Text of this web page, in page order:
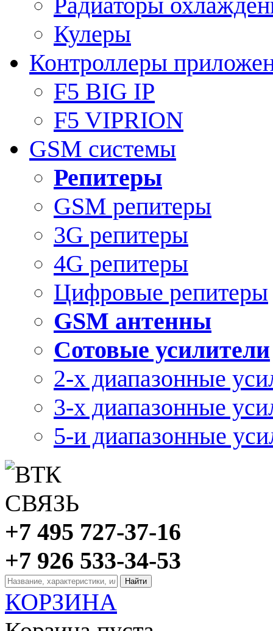
Кулеры
Контроллеры
F5 BIG IP
F5 VIPRION
GSM системы
Репитеры
GSM репитеры
3G репитеры
4G репитеры
Цифровые репитеры
GSM антенны
Сотовые усилители
2-х диапазонные
3-х диапазонные
5-и диапазонные
+7 495 727-37-16
+7 926 533-34-53
КОРЗИНА